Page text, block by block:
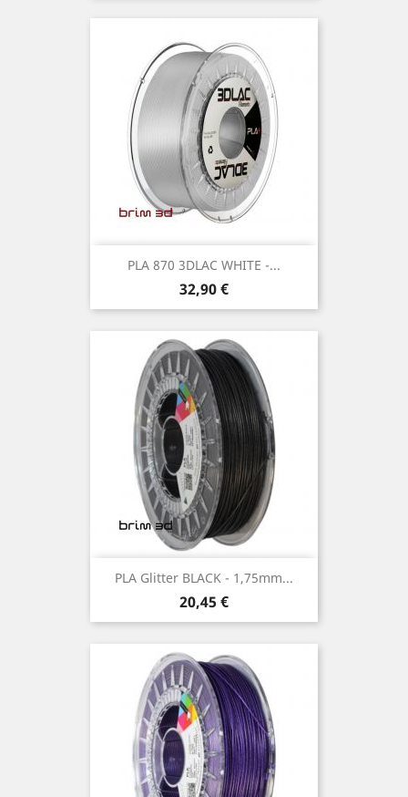
PLA 870 3DLAC WHITE -...
Preço
32,90 €
PLA Glitter BLACK - 1,75mm...
Preço
20,45 €